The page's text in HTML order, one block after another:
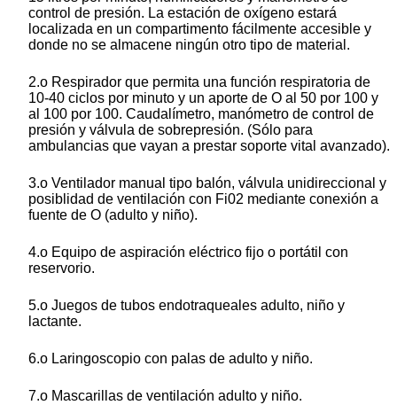
control de presión. La estación de oxígeno estará
localizada en un compartimento fácilmente accesible y
donde no se almacene ningún otro tipo de material.
2.o Respirador que permita una función respiratoria de
10-40 ciclos por minuto y un aporte de O al 50 por 100 y
al 100 por 100. Caudalímetro, manómetro de control de
presión y válvula de sobrepresión. (Sólo para
ambulancias que vayan a prestar soporte vital avanzado).
3.o Ventilador manual tipo balón, válvula unidireccional y
posiblidad de ventilación con Fi02 mediante conexión a
fuente de O (adulto y niño).
4.o Equipo de aspiración eléctrico fijo o portátil con
reservorio.
5.o Juegos de tubos endotraqueales adulto, niño y
lactante.
6.o Laringoscopio con palas de adulto y niño.
7.o Mascarillas de ventilación adulto y niño.